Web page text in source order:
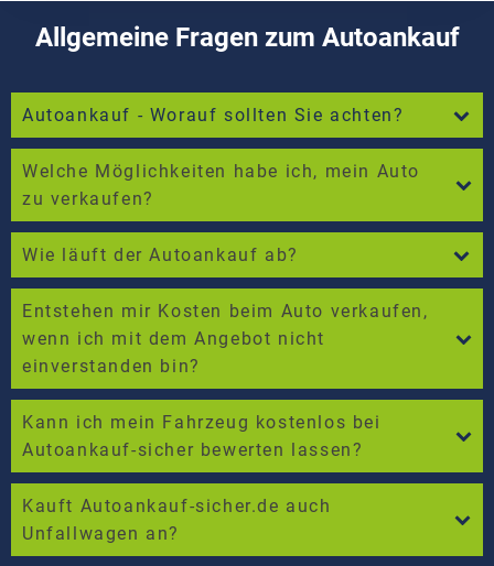
Allgemeine Fragen zum Autoankauf
Autoankauf - Worauf sollten Sie achten?
Welche Möglichkeiten habe ich, mein Auto
zu verkaufen?
Wie läuft der Autoankauf ab?
Entstehen mir Kosten beim Auto verkaufen,
wenn ich mit dem Angebot nicht
einverstanden bin?
Kann ich mein Fahrzeug kostenlos bei
Autoankauf-sicher bewerten lassen?
Kauft Autoankauf-sicher.de auch
Unfallwagen an?